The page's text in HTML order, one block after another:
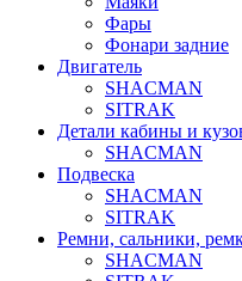
Фары
Фонари задние
Двигатель
SHACMAN
SITRAK
Детали кабины и
SHACMAN
Подвеска
SHACMAN
SITRAK
Ремни, сальники,
SHACMAN